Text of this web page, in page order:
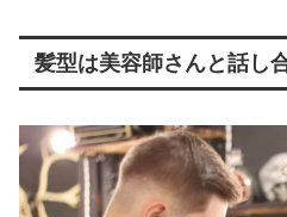
髪型は美容師さんと話し